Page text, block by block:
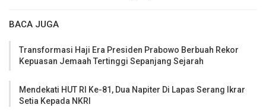
BACA JUGA
Transformasi Haji Era Presiden Prabowo Berbuah Rekor
Kepuasan Jemaah Tertinggi Sepanjang Sejarah
Mendekati HUT RI Ke-81, Dua Napiter Di Lapas Serang Ikrar
Setia Kepada NKRI